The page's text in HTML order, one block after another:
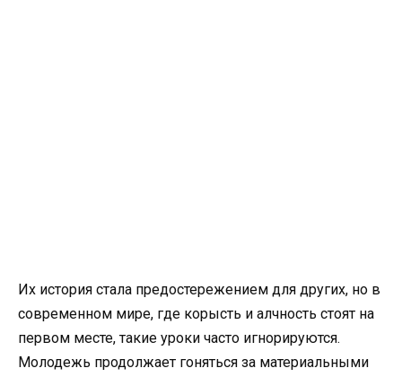
Их история стала предостережением для других, но в
современном мире, где корысть и алчность стоят на
первом месте, такие уроки часто игнорируются.
Молодежь продолжает гоняться за материальными